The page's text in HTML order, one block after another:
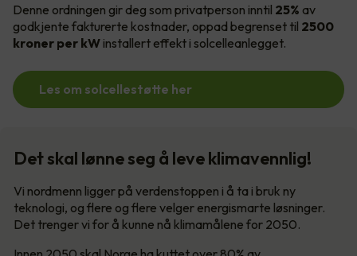
Denne ordningen gir deg som privatperson inntil 25% av
godkjente fakturerte kostnader, oppad begrenset til 2500
kroner per kW installert effekt i solcelleanlegget.
Les om solcellestøtte her
Det skal lønne seg å leve klimavennlig!
Vi nordmenn ligger på verdenstoppen i å ta i bruk ny
teknologi, og flere og flere velger energismarte løsninger.
Det trenger vi for å kunne nå klimamålene for 2050.